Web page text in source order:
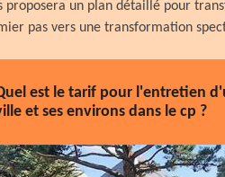
proposera un plan détaillé pour
pas vers une transformation
est le tarif pour l'entretien
et ses environs dans le cp ?